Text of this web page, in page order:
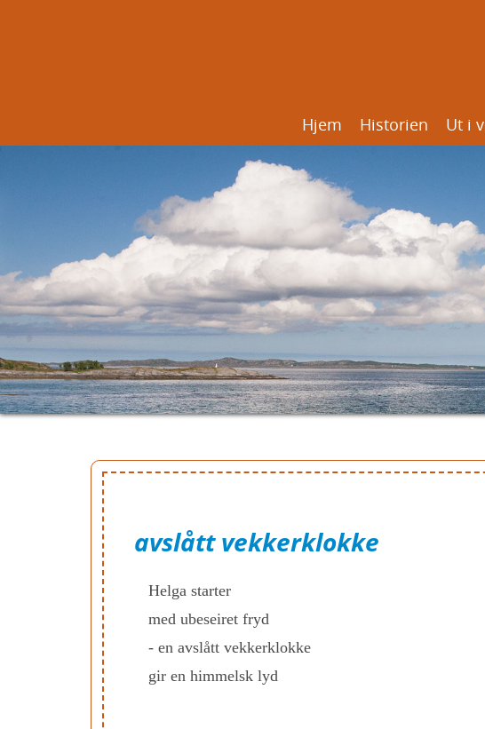
Hjem Historien Ut i
avslått vekkerklokke
Helga starter
med ubeseiret fryd
- en avslått vekkerklokke
gir en himmelsk lyd